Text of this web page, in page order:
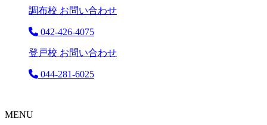
調布校 お問い合わせ
042-426-4075
登戸校 お問い合わせ
044-281-6025
MENU